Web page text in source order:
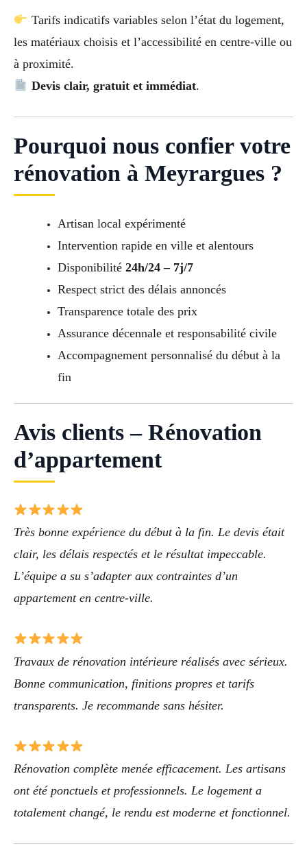
Tarifs indicatifs variables selon l’état du logement,
les matériaux choisis et l’accessibilité en centre-ville ou
à proximité.
Devis clair, gratuit et immédiat.
Pourquoi nous confier votre
rénovation à Meyrargues ?
Artisan local expérimenté
Intervention rapide en ville et alentours
Disponibilité 24h/24 – 7j/7
Respect strict des délais annoncés
Transparence totale des prix
Assurance décennale et responsabilité civile
Accompagnement personnalisé du début à la
fin
Avis clients – Rénovation
d’appartement
Très bonne expérience du début à la fin. Le devis était
clair, les délais respectés et le résultat impeccable.
L’équipe a su s’adapter aux contraintes d’un
appartement en centre-ville.
Travaux de rénovation intérieure réalisés avec sérieux.
Bonne communication, finitions propres et tarifs
transparents. Je recommande sans hésiter.
Rénovation complète menée efficacement. Les artisans
ont été ponctuels et professionnels. Le logement a
totalement changé, le rendu est moderne et fonctionnel.